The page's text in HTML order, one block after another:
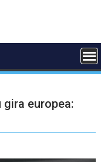
gira europea: